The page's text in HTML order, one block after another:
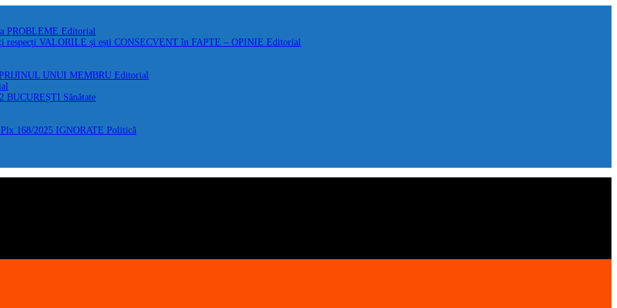
PROBLEME Editorial
VALORILE și ești CONSECVENT în FAPTE – OPINIE Editorial
UNUI MEMBRU Editorial
BUCUREȘTI Sănătate
168/2025 IGNORATE Politică